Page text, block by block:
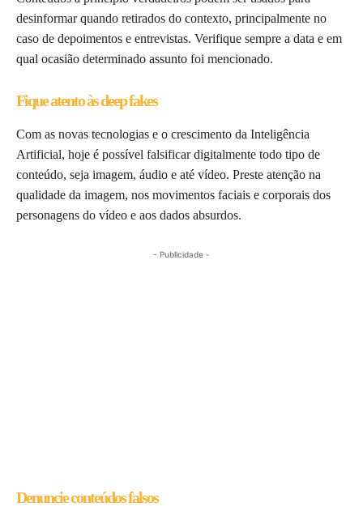
desinformar quando retirados do contexto, principalmente no
caso de depoimentos e entrevistas. Verifique sempre a data e em
qual ocasião determinado assunto foi mencionado.
Fique atento às deep fakes
Com as novas tecnologias e o crescimento da Inteligência
Artificial, hoje é possível falsificar digitalmente todo tipo de
conteúdo, seja imagem, áudio e até vídeo. Preste atenção na
qualidade da imagem, nos movimentos faciais e corporais dos
personagens do vídeo e aos dados absurdos.
- Publicidade -
Denuncie conteúdos falsos